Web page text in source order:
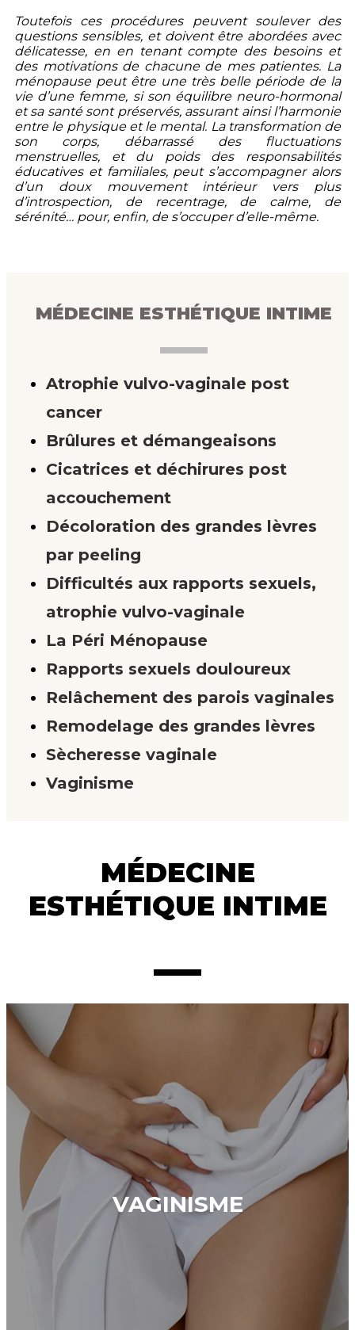
Toutefois ces procédures peuvent soulever des
questions sensibles, et doivent être abordées avec
délicatesse, en en tenant compte des besoins et
des motivations de chacune de mes patientes. La
ménopause peut être une très belle période de la
vie d’une femme, si son équilibre neuro-hormonal
et sa santé sont préservés, assurant ainsi l’harmonie
entre le physique et le mental. La transformation de
son corps, débarrassé des fluctuations
menstruelles, et du poids des responsabilités
éducatives et familiales, peut s’accompagner alors
d’un doux mouvement intérieur vers plus
d’introspection, de recentrage, de calme, de
sérénité… pour, enfin, de s’occuper d’elle-même.
MÉDECINE ESTHÉTIQUE INTIME
Atrophie vulvo-vaginale post
cancer
Brûlures et démangeaisons
Cicatrices et déchirures post
accouchement
Décoloration des grandes lèvres
par peeling
Difficultés aux rapports sexuels,
atrophie vulvo-vaginale
La Péri Ménopause
Rapports sexuels douloureux
Relâchement des parois vaginales
Remodelage des grandes lèvres
Sècheresse vaginale
Vaginisme
MÉDECINE
ESTHÉTIQUE INTIME
VAGINISME